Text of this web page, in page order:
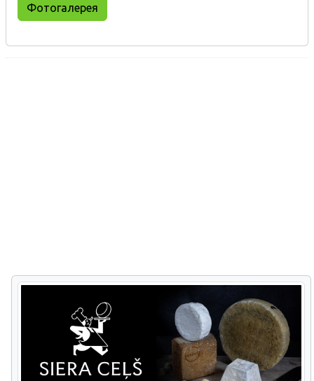
Фотогалерея